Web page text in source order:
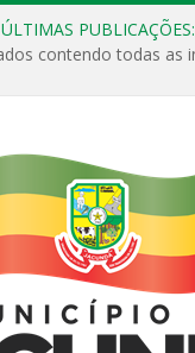
ÚLTIMAS PUBLICAÇÕES: